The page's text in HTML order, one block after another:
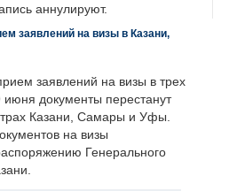
аннулируют.
заявлений на визы в Казани,
заявлений на визы в трех
июня документы перестанут
Казани, Самары и Уфы.
на визы
Генерального